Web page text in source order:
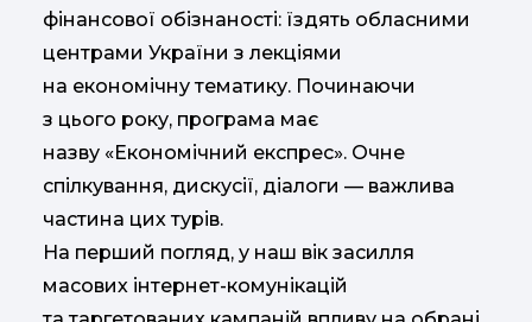
фінансової обізнаності: їздять обласними
центрами України з лекціями
на економічну тематику. Починаючи
з цього року, програма має
назву «Економічний експрес». Очне
спілкування, дискусії, діалоги — важлива
частина цих турів.
На перший погляд, у наш вік засилля
масових інтернет-комунікацій